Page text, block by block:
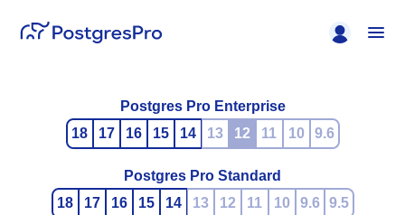
Postgres Pro Enterprise
18
17 16 15 14 13 12 11 10 9.6
Postgres Pro Standard
18
17 16 15 14 13 12 11 10 9.6 9.5